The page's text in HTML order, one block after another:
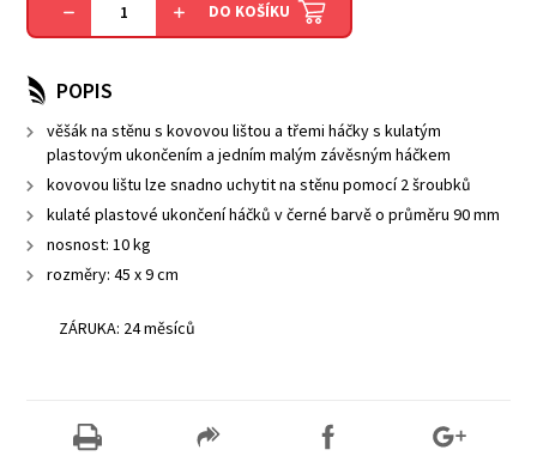
DO KOŠÍKU
POPIS
věšák na stěnu s kovovou lištou a třemi háčky s kulatým
plastovým ukončením a jedním malým závěsným háčkem
kovovou lištu lze snadno uchytit na stěnu pomocí 2 šroubků
kulaté plastové ukončení háčků v černé barvě o průměru 90 mm
nosnost: 10 kg
rozměry: 45 x 9 cm
ZÁRUKA: 24 měsíců